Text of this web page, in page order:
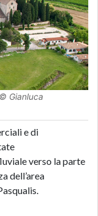
Gianluca
e di
verso la parte
dell’area